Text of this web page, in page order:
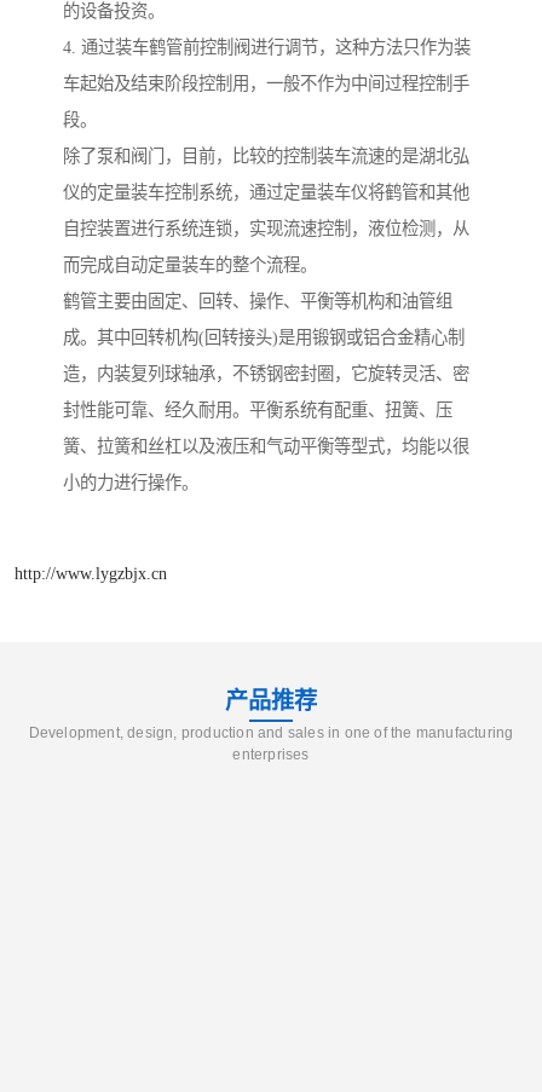
的设备投资。
4. 通过装车鹤管前控制阀进行调节，这种方法只作为装
车起始及结束阶段控制用，一般不作为中间过程控制手
段。
除了泵和阀门，目前，比较的控制装车流速的是湖北弘
仪的定量装车控制系统，通过定量装车仪将鹤管和其他
自控装置进行系统连锁，实现流速控制，液位检测，从
而完成自动定量装车的整个流程。
鹤管主要由固定、回转、操作、平衡等机构和油管组
成。其中回转机构(回转接头)是用锻钢或铝合金精心制
造，内装复列球轴承，不锈钢密封圈，它旋转灵活、密
封性能可靠、经久耐用。平衡系统有配重、扭簧、压
簧、拉簧和丝杠以及液压和气动平衡等型式，均能以很
小的力进行操作。
http://www.lygzbjx.cn
产品推荐
Development, design, production and sales in one of the manufacturing
enterprises